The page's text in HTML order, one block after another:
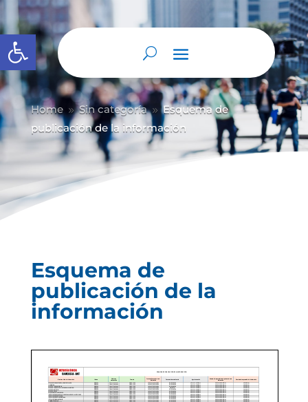
Abrir barra de herramientas
Home 9 Sin categoría 9 Esquema de
publicación de la información
Esquema de
publicación de la
información